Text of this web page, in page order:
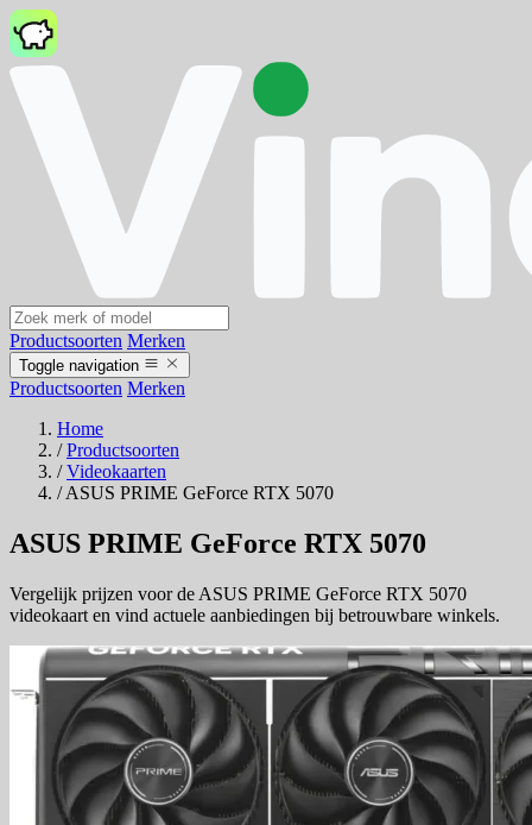
Productsoorten Merken
Toggle navigation
Productsoorten Merken
Home
/ Productsoorten
/ Videokaarten
/ ASUS PRIME GeForce RTX 5070
ASUS PRIME GeForce RTX 5070
Vergelijk prijzen voor de ASUS PRIME GeForce RTX 5070
videokaart en vind actuele aanbiedingen bij betrouwbare winkels.